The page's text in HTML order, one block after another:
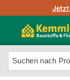
Jetzt
3D-
Kemmler-
Ihr Fliesentyp
Fliesen-
Highlight des
Gutjahr
Otto
Neu im
Mein Konto